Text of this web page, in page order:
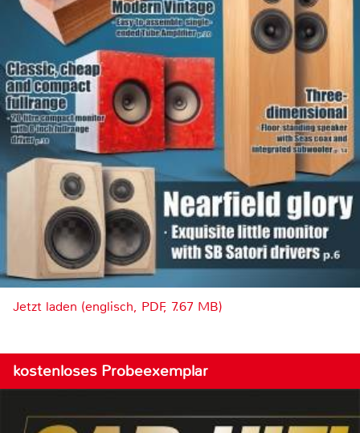
Jetzt laden (englisch, PDF, 7.67 MB)
kostenloses Probeexemplar